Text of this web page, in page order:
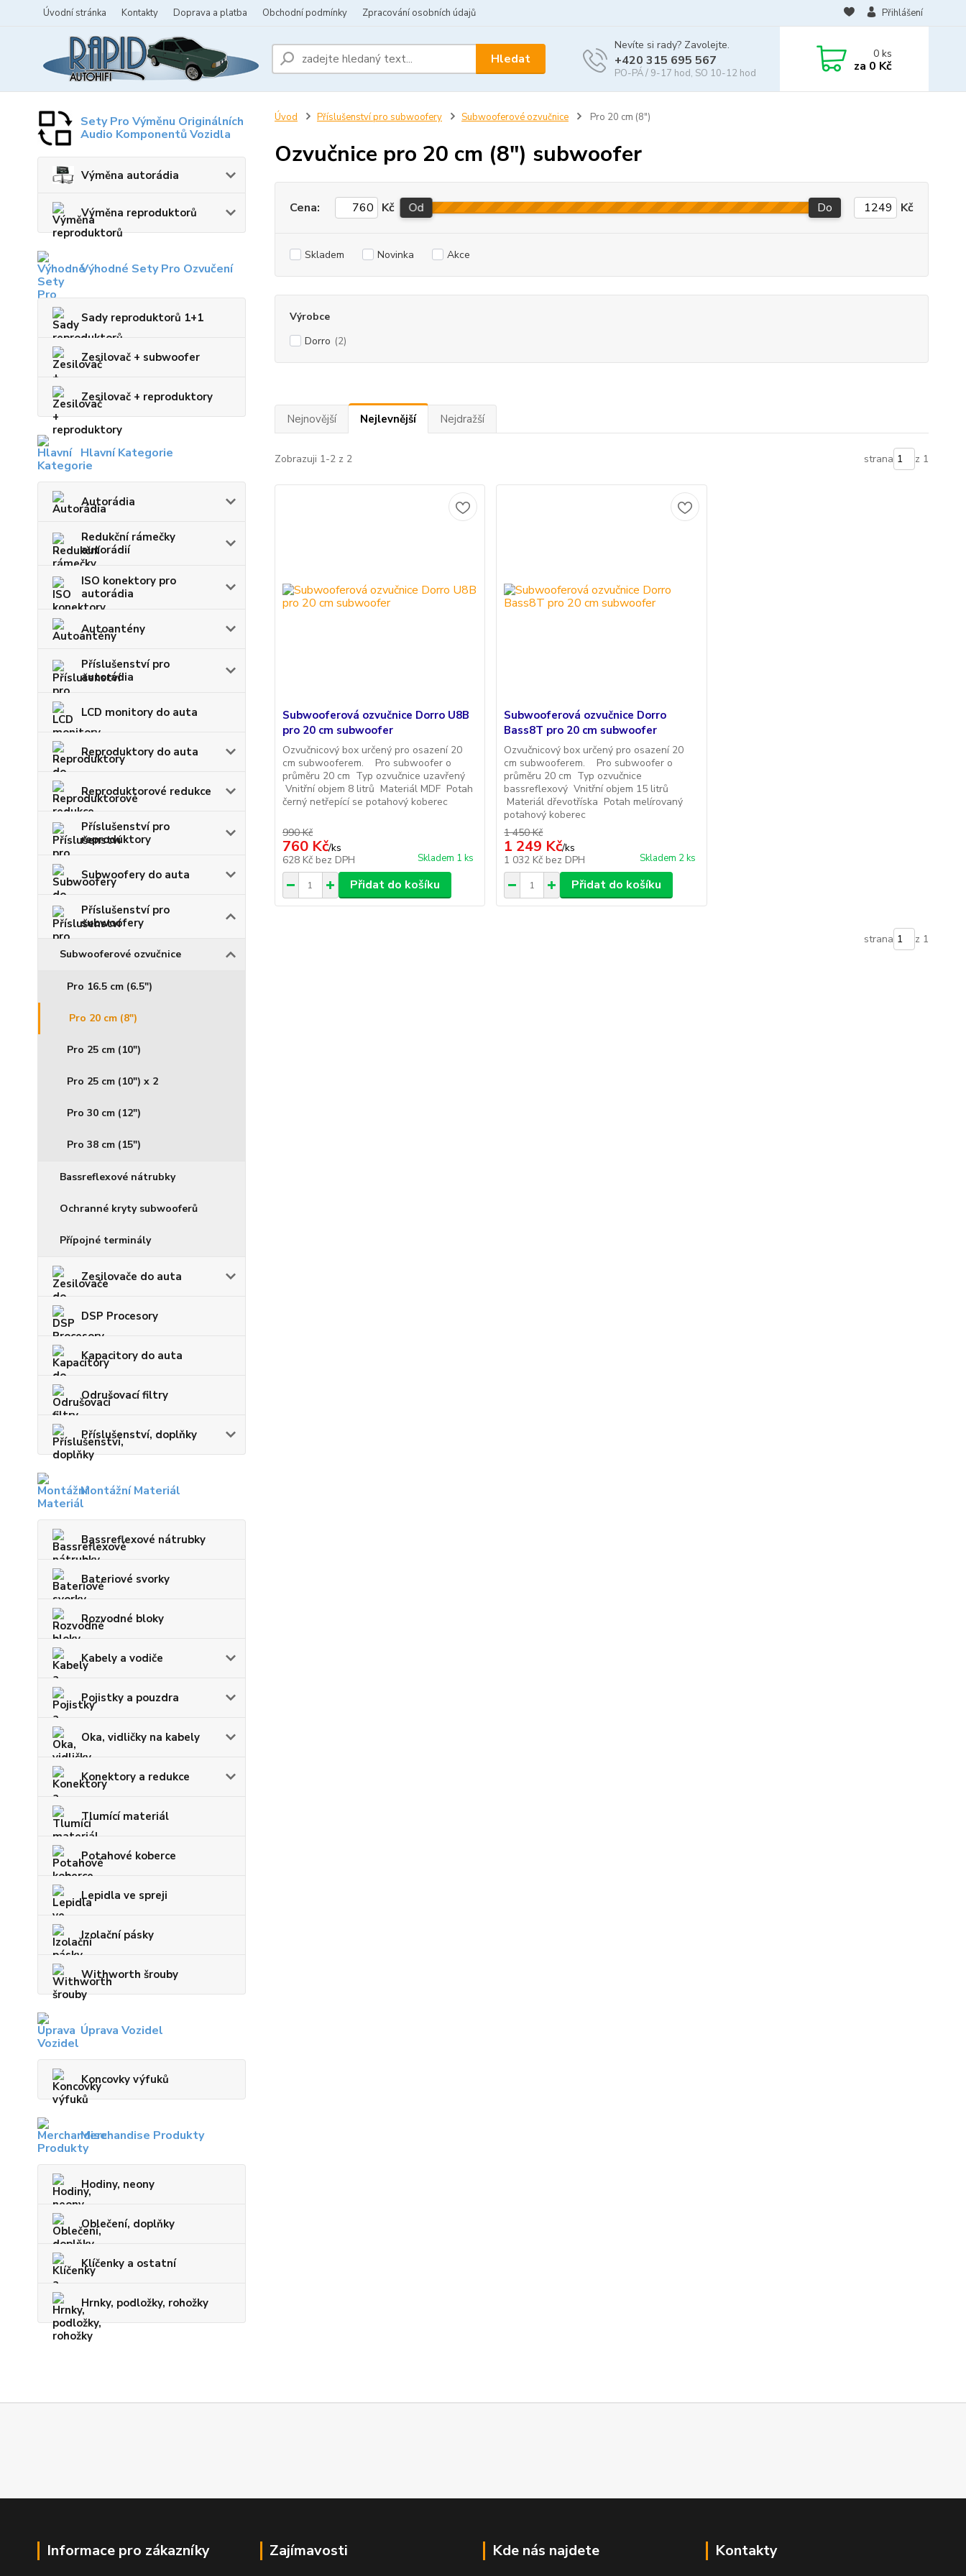
Úvodní stránka Kontakty Doprava a platba Obchodní podmínky Zpracování osobních údajů Přihlášení
Hledat
Nevíte si rady? Zavolejte.
+420 315 695 567
PO-PÁ / 9-17 hod, SO 10-12 hod
0ks
za 0 Kč
Sety Pro Výměnu Originálních
Audio Komponentů Vozidla
Výměna autorádia
Výměna reproduktorů
Výhodné Sety Pro Ozvučení
Sady reproduktorů 1+1
Zesilovač + subwoofer
Zesilovač + reproduktory
Hlavní Kategorie
Autorádia
Redukční rámečky
autorádií
ISO konektory pro
autorádia
Autoantény
Příslušenství pro
autorádia
LCD monitory do auta
Reproduktory do auta
Reproduktorové redukce
Příslušenství pro
reproduktory
Subwoofery do auta
Příslušenství pro
subwoofery
Subwooferové ozvučnice
Pro 16.5 cm (6.5")
Pro 20 cm (8")
Pro 25 cm (10")
Pro 25 cm (10") x 2
Pro 30 cm (12")
Pro 38 cm (15")
Bassreflexové nátrubky
Ochranné kryty subwooferů
Přípojné terminály
Zesilovače do auta
DSP Procesory
Kapacitory do auta
Odrušovací filtry
Příslušenství, doplňky
Montážní Materiál
Bassreflexové nátrubky
Bateriové svorky
Rozvodné bloky
Kabely a vodiče
Pojistky a pouzdra
Oka, vidličky na kabely
Konektory a redukce
Tlumící materiál
Potahové koberce
Lepidla ve spreji
Izolační pásky
Withworth šrouby
Úprava Vozidel
Koncovky výfuků
Merchandise Produkty
Hodiny, neony
Oblečení, doplňky
Klíčenky a ostatní
Hrnky, podložky, rohožky
Úvod Příslušenství pro subwoofery Subwooferové ozvučnice Pro 20 cm (8")
Ozvučnice pro 20 cm (8") subwoofer
Cena: Kč Od Do Kč
Skladem Novinka Akce
Výrobce
Dorro (2)
Nejnovější Nejlevnější Nejdražší
Zobrazuji 1-2 z 2 strana z 1
Subwooferová ozvučnice Dorro U8B
pro 20 cm subwoofer
Ozvučnicový box určený pro osazení 20
cm subwooferem. Pro subwoofer o
průměru 20 cm Typ ozvučnice uzavřený
Vnitřní objem 8 litrů Materiál MDF Potah
černý netřepící se potahový koberec
990 Kč
760 Kč/ks
628 Kč bez DPH Skladem 1 ks
Přidat do košíku
Subwooferová ozvučnice Dorro
Bass8T pro 20 cm subwoofer
Ozvučnicový box určený pro osazení 20
cm subwooferem. Pro subwoofer o
průměru 20 cm Typ ozvučnice
bassreflexový Vnitřní objem 15 litrů
Materiál dřevotříska Potah melírovaný
potahový koberec
1 450 Kč
1 249 Kč/ks
1 032 Kč bez DPH Skladem 2 ks
Přidat do košíku
strana z 1
Informace pro zákazníky Zajímavosti Kde nás najdete Kontakty